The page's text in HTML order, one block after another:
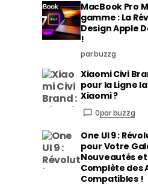
MacBook Pro
gamme : La
Design Apple
!
par buzzg
Xiaomi Civi
pour la Ligne
Xiaomi ?
0par buzzg
One UI 9 :
pour Votre
Nouveautés et
Complète des
Compatibles !